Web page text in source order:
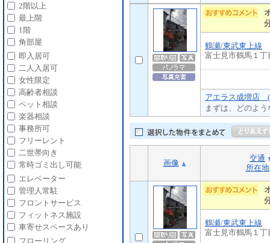
鶴瀬/東武東上線
富士見市鶴馬１丁
アエラス成増店 (
まずは、どのよ
画像
交通
所在地
鶴瀬/東武東上線
富士見市鶴馬１丁
2階以上
最上階
1階
角部屋
即入居可
二人入居可
女性限定
高齢者相談
ペット相談
楽器相談
事務所可
フリーレント
二世帯向き
常時ゴミ出し可能
エレベーター
管理人常駐
フロントサービス
フィットネス施設
車寄せスペースあり
フローリング